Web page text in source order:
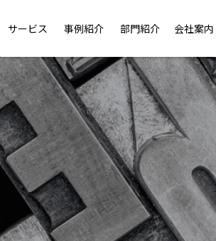
サービス 事例紹介 部門紹介 会社案内